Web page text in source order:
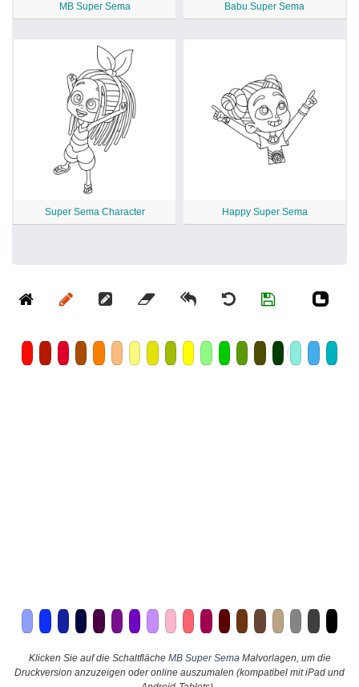
MB Super Sema Babu Super Sema
Super Sema Character Happy Super Sema
Klicken Sie auf die Schaltfläche MB Super SemaMalvorlagen, um die
Druckversion anzuzeigen oder online auszumalen (kompatibel mit iPad und